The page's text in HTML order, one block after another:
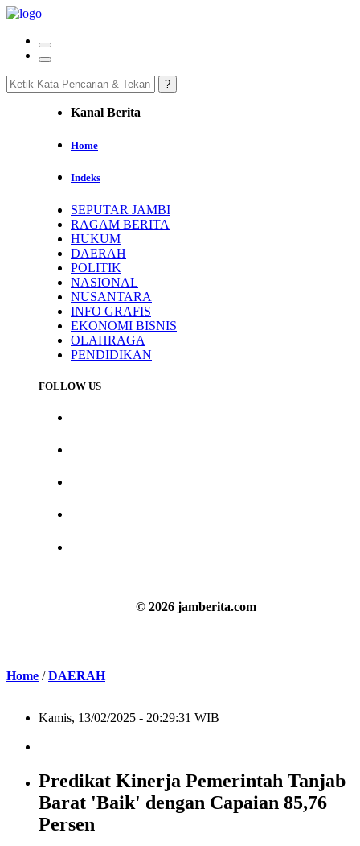
Kanal Berita
Home
Indeks
SEPUTAR JAMBI
RAGAM BERITA
HUKUM
DAERAH
POLITIK
NASIONAL
NUSANTARA
INFO GRAFIS
EKONOMI BISNIS
OLAHRAGA
PENDIDIKAN
FOLLOW US
© 2026 jamberita.com
Home /DAERAH
Kamis, 13/02/2025 - 20:29:31 WIB
Predikat Kinerja Pemerintah Tanjab
Barat 'Baik' dengan Capaian 85,76
Persen